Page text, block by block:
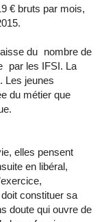
€ bruts par mois,
du nombre de
par les IFSI. La
Les jeunes
du métier que
elles pensent
en libéral,
constituer sa
doute qui ouvre de